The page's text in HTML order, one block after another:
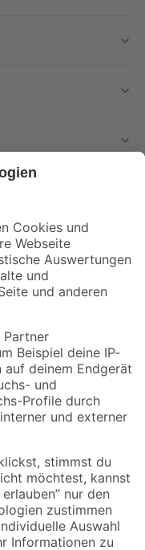
mehr verpassen!